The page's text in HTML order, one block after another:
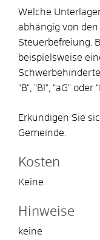
Welche
abhängig von
Steuerbefreiung.
beispielsweise
"B", "Bl", "aG" oder
Erkundigen Sie
Gemeinde.
Kosten
Keine
Hinweise
keine